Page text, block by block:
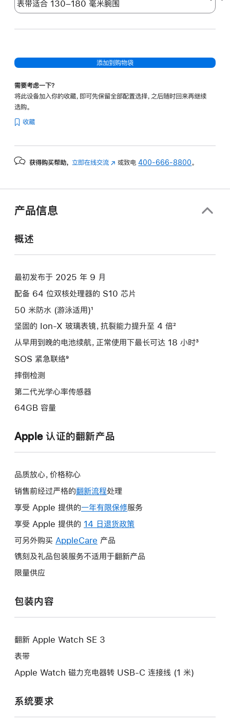
添加到购物袋
需要考虑一下？
将此设备加入你的收藏，即可先保留全部配置选择，之后随时回来再继续
选购。
收藏
获得购买帮助， 立即在线交流 (在 或致电400-666-8800。
产品信息
概述
最初发布于 2025 年 9 月
配备 64 位双核处理器的 S10 芯片
50 米防水 (游泳适用)¹
坚固的 Ion-X 玻璃表镜，抗裂能力提升至 4 倍²
从早用到晚的电池续航，正常使用下最长可达 18 小时³
SOS 紧急联络⁹
摔倒检测
第二代光学心率传感器
64GB 容量
Apple 认证的翻新产品
品质放心，价格称心
销售前经过严格的翻新流程处理
享受 Apple 提供的一年有限保修此
操
打
服务
享受 Apple 提供的 14 日退货政策
将
可另外购买 AppleCare 此
操
新
窗
产品
镌刻及礼品包装服务不适用于翻新产品
限量供应
包装内容
翻新 Apple Watch SE 3
表带
Apple Watch 磁力充电器转 USB-C 连接线 (1 米)
系统要求